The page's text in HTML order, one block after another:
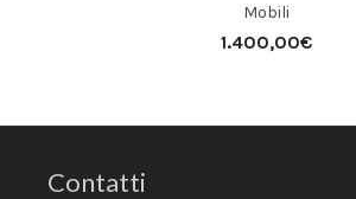
Mobili
1.400,00€
Contatti